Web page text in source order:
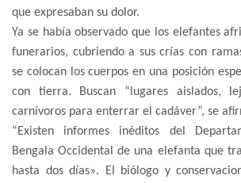
que expresaban su dolor.
Ya se había observado que los elefantes
funerarios, cubriendo a sus crías con
se colocan los cuerpos en una posición
con tierra. Buscan “lugares aislados,
carnívoros para enterrar el cadáver”, se
“Existen informes inéditos del
Bengala Occidental de una elefanta que
hasta dos días». El biólogo y